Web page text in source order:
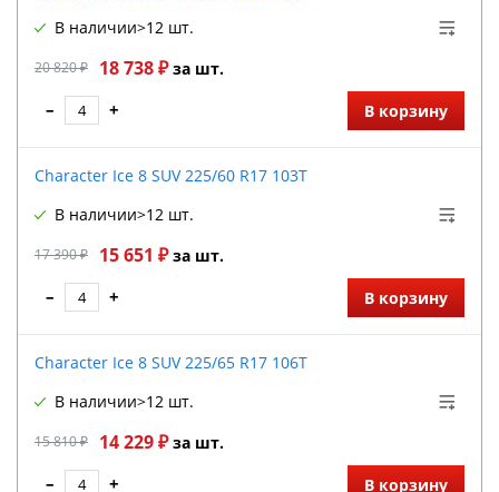
20 820 ₽ 18 738 ₽за шт.
В наличии>12 шт.
– + В корзину
Character Ice 8 SUV 225/60 R17 103T
17 390 ₽ 15 651 ₽за шт.
В наличии>12 шт.
– + В корзину
Character Ice 8 SUV 225/65 R17 106T
15 810 ₽ 14 229 ₽за шт.
В наличии>12 шт.
– + В корзину